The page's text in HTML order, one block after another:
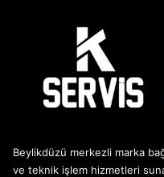
Beylikdüzü merkezli marka
ve teknik işlem hizmetleri